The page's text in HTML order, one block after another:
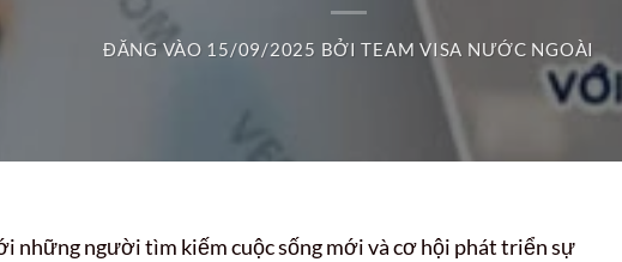
ĐĂNG VÀO 15/09/2025 BỞITEAM VISA NƯỚC NGOÀI
những người tìm kiếm cuộc sống mới và cơ hội phát triển sự